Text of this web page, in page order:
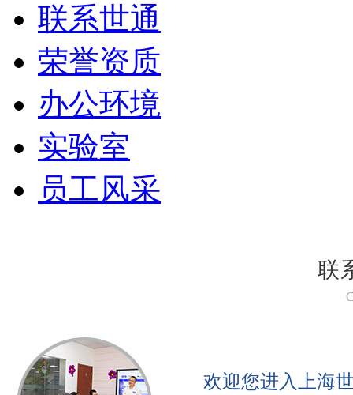
联系世通
荣誉资质
办公环境
实验室
员工风采
联
欢迎您进入上海